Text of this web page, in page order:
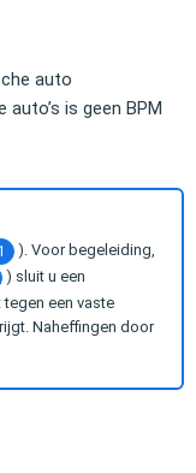
auto
is geen BPM
1
). Voor begeleiding,
) sluit u een
een vaste
Naheffingen door